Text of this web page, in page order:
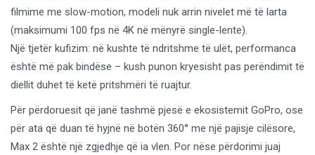
filmime me slow-motion, modeli nuk arrin nivelet më të larta
(maksimumi 100 fps në 4K në mënyrë single-lente).
Një tjetër kufizim: në kushte të ndritshme të ulët, performanca
është më pak bindëse – kush punon kryesisht pas perëndimit të
diellit duhet të ketë pritshmëri të ruajtur.
Për përdoruesit që janë tashmë pjesë e ekosistemit GoPro, ose
për ata që duan të hyjnë në botën 360° me një pajisje cilësore,
Max 2 është një zgjedhje që ia vlen. Por nëse përdorimi juaj